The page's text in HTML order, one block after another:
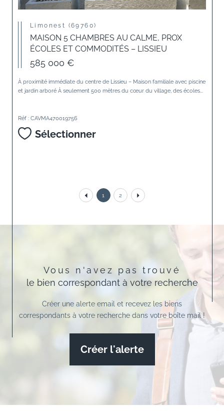
Limonest (69760)
MAISON 5 CHAMBRES AU CALME, PROX
ÉCOLES ET COMMODITÉS – LISSIEU
585 000 €
À proximité immédiate du centre de Lissieu – Maison familiale avec piscine
et jardin arboré À seulement 500 mètres du cœur du village, des écoles...
Réf : CAVMA470019756
Sélectionner
1 2
Vous n'avez pas trouvé
le bien correspondant à votre recherche
Créer une alerte email et recevez les biens
correspondants à votre recherche dans votre boîte mail !
Créer l'alerte